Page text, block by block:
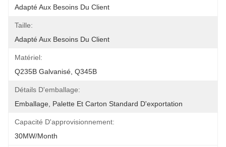
Adapté Aux Besoins Du Client
Taille:
Adapté Aux Besoins Du Client
Matériel:
Q235B Galvanisé, Q345B
Détails D'emballage:
Emballage, Palette Et Carton Standard D'exportation
Capacité D'approvisionnement:
30MW/month